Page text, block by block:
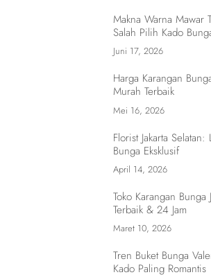
Makna Warna Mawar
Salah Pilih Kado
Juni 17, 2026
Harga Karangan
Murah Terbaik
Mei 16, 2026
Florist Jakarta
Bunga Eksklusif
April 14, 2026
Toko Karangan Bunga
Terbaik & 24 Jam
Maret 10, 2026
Tren Buket Bunga
Kado Paling Romantis